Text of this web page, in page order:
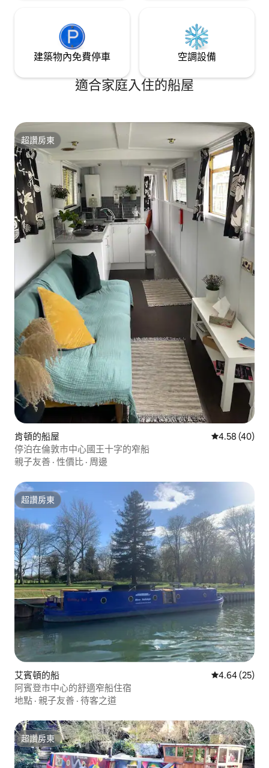
建築物內免費停車 空調設備
適合家庭入住的船屋
超讚房東
超讚房東
肯頓的船屋 從 40 則評價
4.58 (40)
停泊在倫敦市中心國王十字的窄船
親子友善 · 性價比 · 周邊
超讚房東
超讚房東
艾賓頓的船 從 25 則評價
4.64 (25)
阿賓登市中心的舒適窄船住宿
地點 · 親子友善 · 待客之道
超讚房東
超讚房東